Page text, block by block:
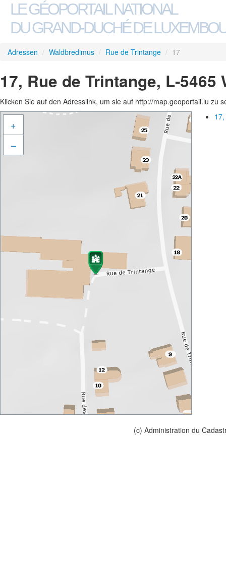
LE GÉOPORTAIL NATIONAL
DU GRAND-DUCHÉ DE
Adressen / Waldbredimus / Rue de Trintange / 17
17, Rue de Trintange, L-5465
Klicken Sie auf den Adresslink, um sie auf http://map.geoportail.lu zu
+
–
(c) Administration du